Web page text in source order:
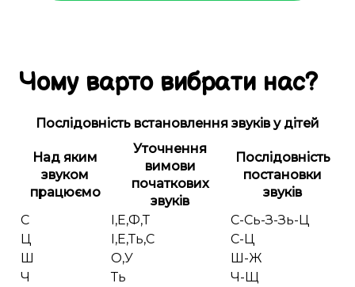
Чому вартовибрати нас?
Послідовність встановлення звуків у дітей
Над яким
звуком
працюємо
Уточнення
вимови
початкових
звуків
Послідовність
постановки
звуків
С
І,Е,Ф,Т
С-Сь-З-Зь-Ц
Ц
І,Е,Ть,С
С-Ц
Ш
О,У
Ш-Ж
Ч
Ть
Ч-Щ